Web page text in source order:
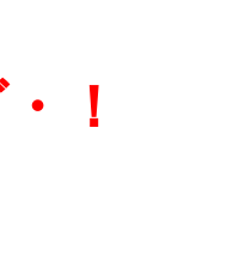
！